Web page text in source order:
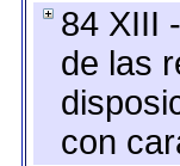
84 XIII
de las
con